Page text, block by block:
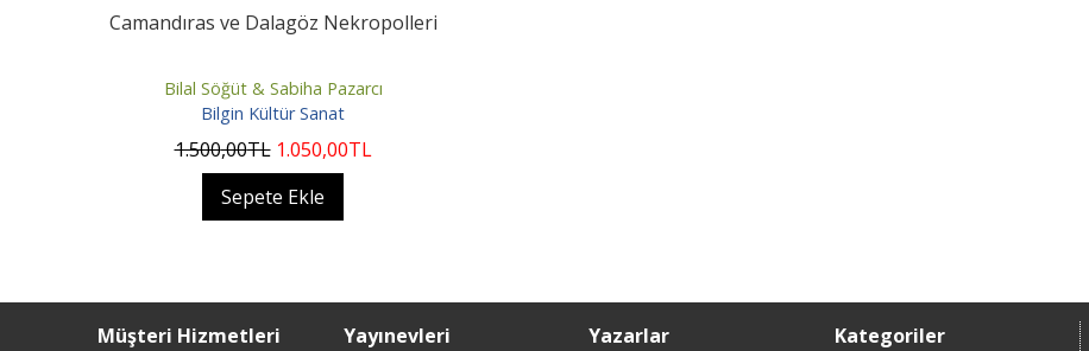
Camandıras ve Dalagöz Nekropolleri
Bilal Söğüt & Sabiha Pazarcı
Bilgin Kültür Sanat
1.500,00TL 1.050,00TL
Sepete Ekle
Müşteri Hizmetleri Yayınevleri Yazarlar Kategoriler